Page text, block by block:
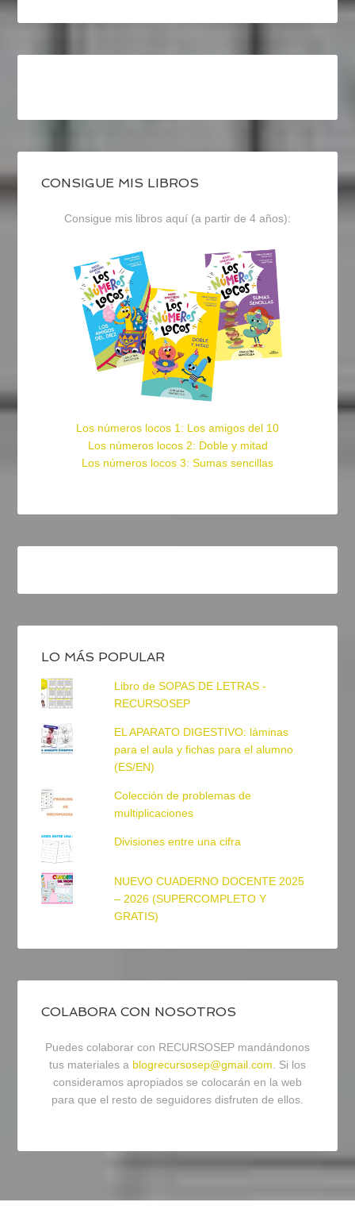
CONSIGUE MIS LIBROS
Consigue mis libros aquí (a partir de 4 años):
Los números locos 1: Los amigos del 10
Los números locos 2: Doble y mitad
Los números locos 3: Sumas sencillas
LO MÁS POPULAR
Libro de SOPAS DE LETRAS -
RECURSOSEP
EL APARATO DIGESTIVO: láminas
para el aula y fichas para el alumno
(ES/EN)
Colección de problemas de
multiplicaciones
Divisiones entre una cifra
NUEVO CUADERNO DOCENTE 2025
– 2026 (SUPERCOMPLETO Y
GRATIS)
COLABORA CON NOSOTROS
Puedes colaborar con RECURSOSEP mandándonos
tus materiales a blogrecursosep@gmail.com . Si los
consideramos apropiados se colocarán en la web
para que el resto de seguidores disfruten de ellos.